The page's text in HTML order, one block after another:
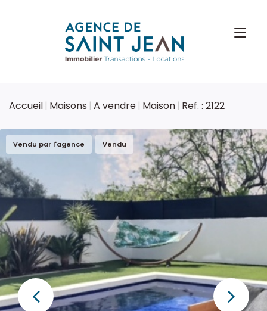
Accueil Maisons A vendre Maison Ref. : 2122
Vendu par l'agence Vendu